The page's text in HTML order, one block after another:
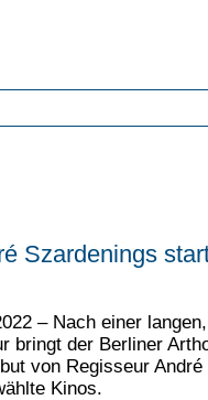
Szardenings
– Nach einer
bringt der Berliner
von Regisseur
Kinos.